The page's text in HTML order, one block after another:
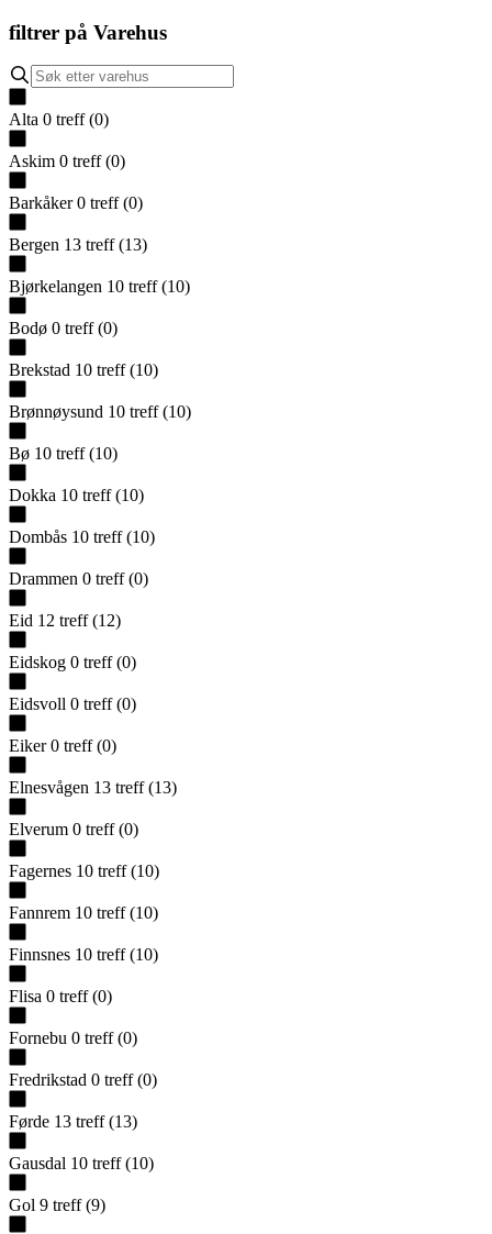
filtrer på Varehus
Alta 0 treff (0)
Askim 0 treff (0)
Barkåker 0 treff (0)
Bergen 13 treff (13)
Bjørkelangen 10 treff (10)
Bodø 0 treff (0)
Brekstad 10 treff (10)
Brønnøysund 10 treff (10)
Bø 10 treff (10)
Dokka 10 treff (10)
Dombås 10 treff (10)
Drammen 0 treff (0)
Eid 12 treff (12)
Eidskog 0 treff (0)
Eidsvoll 0 treff (0)
Eiker 0 treff (0)
Elnesvågen 13 treff (13)
Elverum 0 treff (0)
Fagernes 10 treff (10)
Fannrem 10 treff (10)
Finnsnes 10 treff (10)
Flisa 0 treff (0)
Fornebu 0 treff (0)
Fredrikstad 0 treff (0)
Førde 13 treff (13)
Gausdal 10 treff (10)
Gol 9 treff (9)